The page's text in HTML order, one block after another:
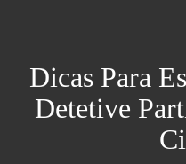
Dicas Para
Detetive